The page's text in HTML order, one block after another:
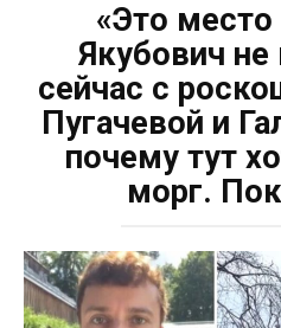
«Это место
Якубович не
сейчас с
Пугачевой и
почему тут
морг.